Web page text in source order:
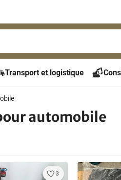
Transport et logistique
automobile
3